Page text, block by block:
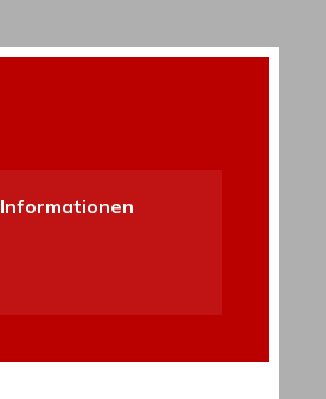
Informationen